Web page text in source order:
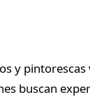
y
buscan